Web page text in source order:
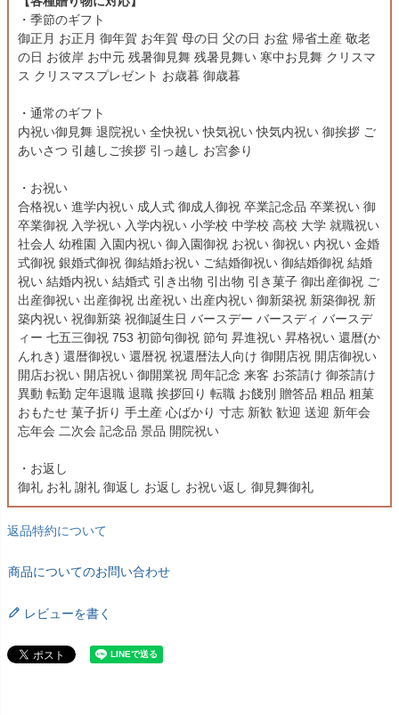
・季節のギフト
御正月 お正月 御年賀 お年賀 母の日 父の日 お盆 帰省土産 敬老
の日 お彼岸 お中元 残暑御見舞 残暑見舞い 寒中お見舞 クリスマ
ス クリスマスプレゼント お歳暮 御歳暮
・通常のギフト
内祝い御見舞 退院祝い 全快祝い 快気祝い 快気内祝い 御挨拶 ご
あいさつ 引越しご挨拶 引っ越し お宮参り
・お祝い
合格祝い 進学内祝い 成人式 御成人御祝 卒業記念品 卒業祝い 御
卒業御祝 入学祝い 入学内祝い 小学校 中学校 高校 大学 就職祝い
社会人 幼稚園 入園内祝い 御入園御祝 お祝い 御祝い 内祝い 金婚
式御祝 銀婚式御祝 御結婚お祝い ご結婚御祝い 御結婚御祝 結婚
祝い 結婚内祝い 結婚式 引き出物 引出物 引き菓子 御出産御祝 ご
出産御祝い 出産御祝 出産祝い 出産内祝い 御新築祝 新築御祝 新
築内祝い 祝御新築 祝御誕生日 バースデー バースディ バースデ
ィー 七五三御祝 753 初節句御祝 節句 昇進祝い 昇格祝い 還暦(か
んれき) 還暦御祝い 還暦祝 祝還暦法人向け 御開店祝 開店御祝い
開店お祝い 開店祝い 御開業祝 周年記念 来客 お茶請け 御茶請け
異動 転勤 定年退職 退職 挨拶回り 転職 お餞別 贈答品 粗品 粗菓
おもたせ 菓子折り 手土産 心ばかり 寸志 新歓 歓迎 送迎 新年会
忘年会 二次会 記念品 景品 開院祝い
・お返し
御礼 お礼 謝礼 御返し お返し お祝い返し 御見舞御礼
返品特約について
商品についてのお問い合わせ
レビューを書く